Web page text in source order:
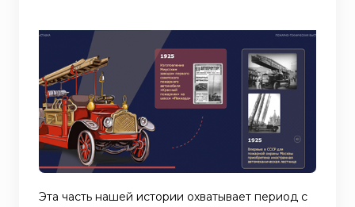
Эта часть нашей истории охватывает период с